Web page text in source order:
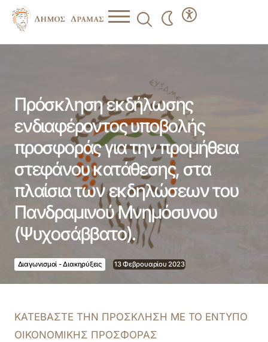
Πρόσκληση εκδήλωσης
ενδιαφέροντος υποβολής
προσφοράς για την προμήθεια
στεφάνου κατάθεσης, στα
πλαίσια των εκδηλώσεων του
Πανδραμινού Μνημόσυνου
(Ψυχοσάββατο).
Διαγωνισμοί - Διακηρύξεις 13 Φεβρουαρίου 2023
ΚΑΤΕΒΑΣΤΕ ΤΗΝ ΠΡΟΣΚΛΗΣΗ ΜΕ ΤΟ ΕΝΤΥΠΟ
ΟΙΚΟΝΟΜΙΚΗΣ ΠΡΟΣΦΟΡΑΣ